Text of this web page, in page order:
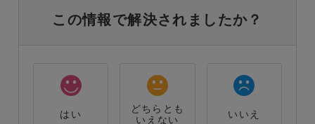
この情報で解決されましたか？
はい
どちらとも
いえない
いいえ